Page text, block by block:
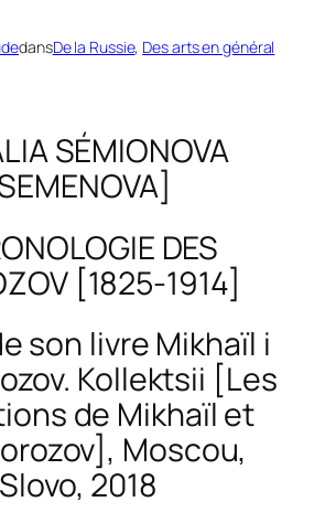
dansDe la Russie, Des arts en général
SÉMIONOVA
DES
[1825-1914]
son livre Mikhaïl i
Kollektsii [Les
de Mikhaïl et
Moscou,
Slovo, 2018